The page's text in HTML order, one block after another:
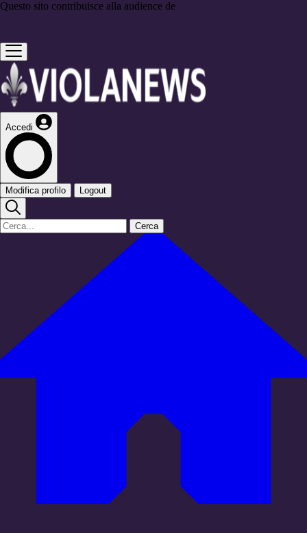
Questo sito contribuisce alla audience de
Accedi
Modifica profilo Logout
Cerca